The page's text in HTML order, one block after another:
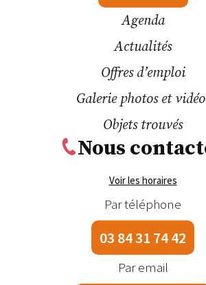
Agenda
Actualités
Offres d’emploi
Galerie photos et
Objets trouvés
Nous
Voir les horaires
Par téléphone
03 84 31 74 42
Par email